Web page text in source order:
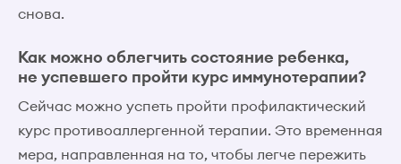
снова.
Как можно облегчить состояние ребенка,
не успевшего пройти курс иммунотерапии?
Сейчас можно успеть пройти профилактический
курс противоаллергенной терапии. Это временная
мера, направленная на то, чтобы легче пережить